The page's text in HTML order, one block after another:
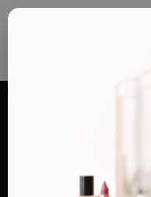
Envios grátis a partir de 100€
ou Levante e pague as suas
após realizar o